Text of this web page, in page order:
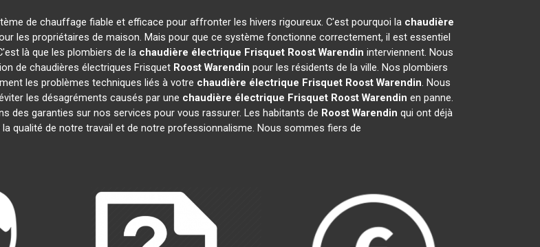
de chauffage fiable et efficace pour affronter les hivers rigoureux. C'est pourquoi la chaudière
les propriétaires de maison. Mais pour que ce système fonctionne correctement, il est essentiel
là que les plombiers de la chaudière électrique Frisquet Roost Warendin interviennent. Nous
de chaudières électriques Frisquet Roost Warendin pour les résidents de la ville. Nos plombiers
les problèmes techniques liés à votre chaudière électrique Frisquet Roost Warendin. Nous
les désagréments causés par une chaudière électrique Frisquet Roost Warendin en panne.
garanties sur nos services pour vous rassurer. Les habitants de Roost Warendin qui ont déjà
qualité de notre travail et de notre professionnalisme. Nous sommes fiers de